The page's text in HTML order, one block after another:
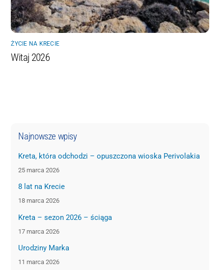
ŻYCIE NA KRECIE
Witaj 2026
Najnowsze wpisy
Kreta, która odchodzi – opuszczona wioska Perivolakia
25 marca 2026
8 lat na Krecie
18 marca 2026
Kreta – sezon 2026 – ściąga
17 marca 2026
Urodziny Marka
11 marca 2026